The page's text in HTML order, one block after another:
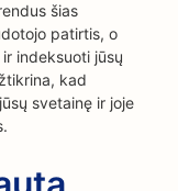
šias
patirtis, o
indeksuoti jūsų
kad
svetainę ir joje